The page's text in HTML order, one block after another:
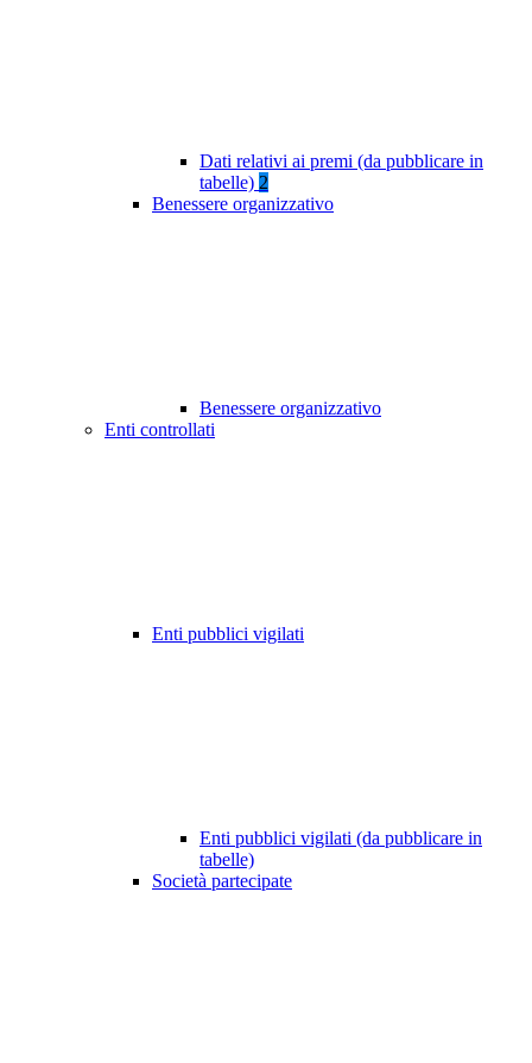
Dati relativi ai premi (da pubblicare in
tabelle) 2
Benessere organizzativo
Benessere organizzativo
Enti controllati
Enti pubblici vigilati
Enti pubblici vigilati (da pubblicare in
tabelle)
Società partecipate